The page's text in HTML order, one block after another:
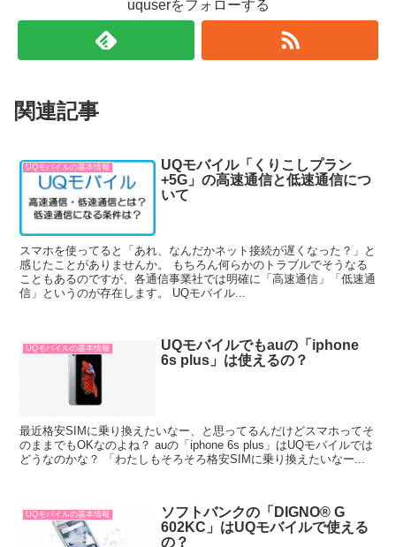
uquserをフォローする
関連記事
UQモバイルの基本情報
UQモバイル「くりこしプラン
+5G」の高速通信と低速通信につ
いて
スマホを使ってると「あれ、なんだかネット接続が遅くなった？」と
感じたことがありませんか。 もちろん何らかのトラブルでそうなる
こともあるのですが、各通信事業社では明確に「高速通信」「低速通
信」というのが存在します。 UQモバイル...
UQモバイルの基本情報
UQモバイルでもauの「iphone
6s plus」は使えるの？
最近格安SIMに乗り換えたいなー、と思ってるんだけどスマホってそ
のままでもOKなのよね？ auの「iphone 6s plus」はUQモバイルでは
どうなのかな？ 「わたしもそろそろ格安SIMに乗り換えたいなー...
UQモバイルの基本情報
ソフトバンクの「DIGNO® G
602KC」はUQモバイルで使える
の？